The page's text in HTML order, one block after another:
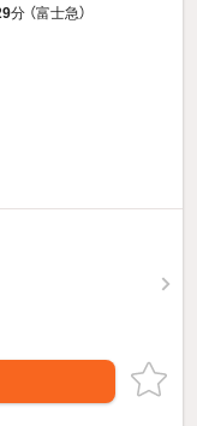
分 （富士急）